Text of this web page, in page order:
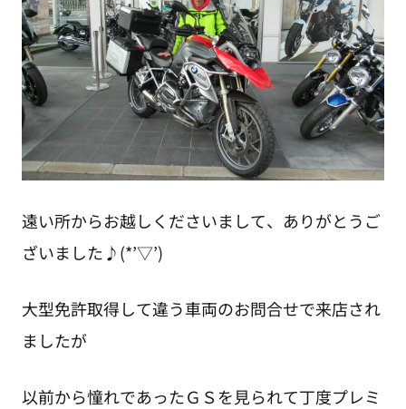
遠い所からお越しくださいまして、ありがとうご
ざいました♪(*’▽’)
大型免許取得して違う車両のお問合せで来店され
ましたが
以前から憧れであったＧＳを見られて丁度プレミ